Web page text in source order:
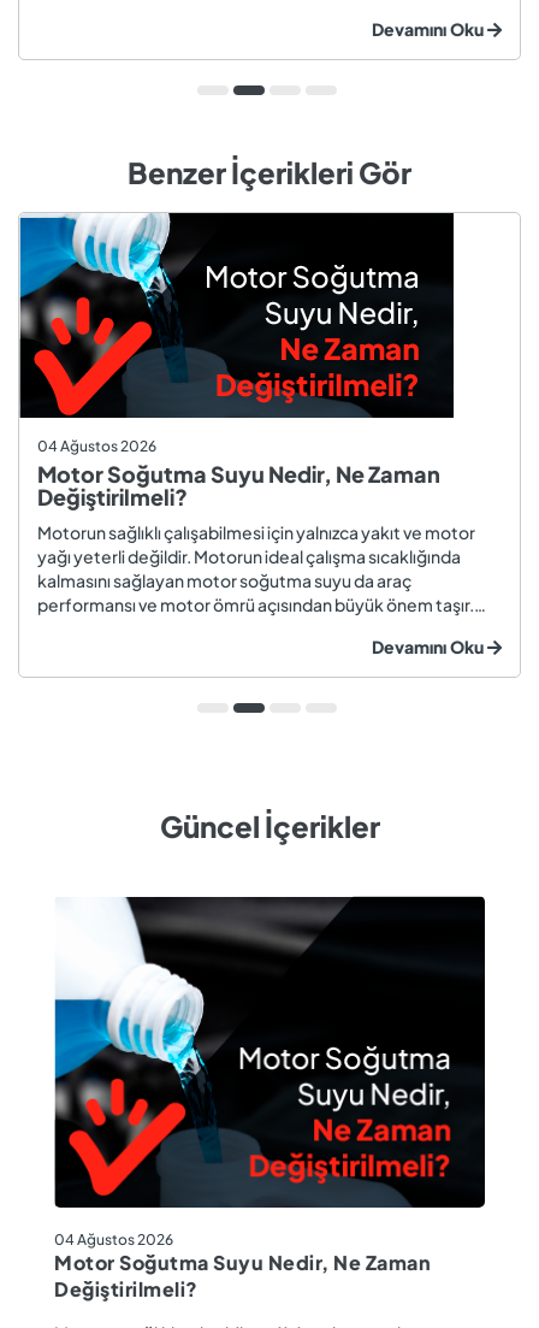
zorundadır. Araç muayenesi; otomobil, motosiklet,
kamyon, kamyo...
Devamını Oku
Benzer İçerikleri Gör
04 Ağustos 2026
Motor Soğutma Suyu Nedir, Ne Zaman
Değiştirilmeli?
Motorun sağlıklı çalışabilmesi için yalnızca yakıt ve motor
yağı yeterli değildir. Motorun ideal çalışma sıcaklığında
kalmasını sağlayan motor soğutma suyu da araç
performansı ve motor ömrü açısından büyük önem taşır.
değiştirilmeyen soğutma suyu; hararet, korozyon, motor
arızaları ve yüksek onarım ma...
Devamını Oku
Güncel İçerikler
04 Ağustos 2026
Motor Soğutma Suyu Nedir, Ne Zaman
Değiştirilmeli?